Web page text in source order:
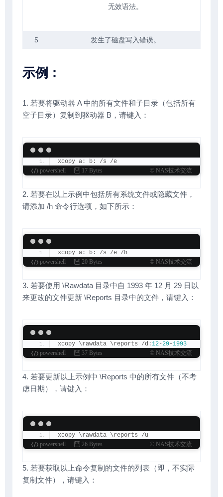
无效语法。
5 发生了磁盘写入错误。
示例：
1. 若要将驱动器 A 中的所有文件和子目录（包括所有
空子目录）复制到驱动器 B，请键入：
xcopy a: b: /s /e
powershell
17 Bytes © NAS技术交流
2. 若要在以上示例中包括所有系统文件或隐藏文件，
请添加 /h 命令行选项，如下所示：
xcopy a: b: /s /e /h
powershell
20 Bytes © NAS技术交流
3. 若要使用 \Rawdata 目录中自 1993 年 12 月 29 日以
来更改的文件更新 \Reports 目录中的文件，请键入：
xcopy \rawdata \reports /d:12-29-1993
powershell
37 Bytes © NAS技术交流
4. 若要更新以上示例中 \Reports 中的所有文件（不考
虑日期），请键入：
xcopy \rawdata \reports /u
powershell
26 Bytes © NAS技术交流
5. 若要获取以上命令复制的文件的列表（即，不实际
复制文件），请键入：